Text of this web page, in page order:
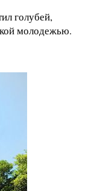
голубей,
молодежью.